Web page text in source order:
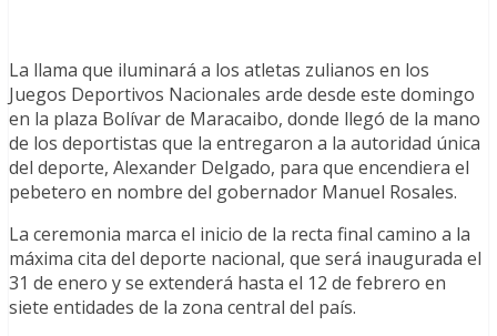
La llama que iluminará a los atletas zulianos en los
Juegos Deportivos Nacionales arde desde este domingo
en la plaza Bolívar de Maracaibo, donde llegó de la mano
de los deportistas que la entregaron a la autoridad única
del deporte, Alexander Delgado, para que encendiera el
pebetero en nombre del gobernador Manuel Rosales.
La ceremonia marca el inicio de la recta final camino a la
máxima cita del deporte nacional, que será inaugurada el
31 de enero y se extenderá hasta el 12 de febrero en
siete entidades de la zona central del país.